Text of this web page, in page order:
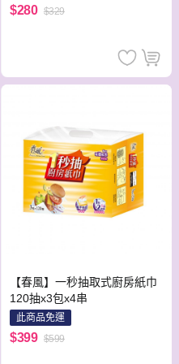
$280 $329
【春風】一秒抽取式廚房紙巾
120抽x3包x4串
此商品免運
$399 $599